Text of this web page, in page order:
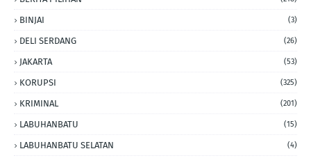
BINJAI (3)
DELI SERDANG (26)
JAKARTA (53)
KORUPSI (325)
KRIMINAL (201)
LABUHANBATU (15)
LABUHANBATU SELATAN (4)